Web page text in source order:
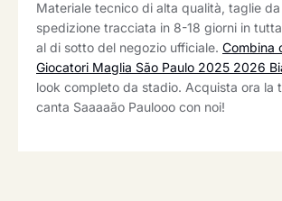
Materiale tecnico di alta qualità, taglie
spedizione tracciata in 8-18 giorni in
al di sotto del negozio ufficiale. Combina
Giocatori Maglia São Paulo 2025 2026
look completo da stadio. Acquista ora la
canta Saaaaão Paulooo con noi!